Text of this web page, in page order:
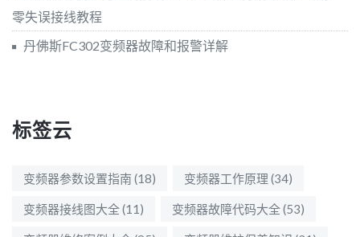
零失误接线教程
丹佛斯FC302变频器故障和报警详解
标签云
变频器参数设置指南 (18) 变频器工作原理 (34)
变频器接线图大全(11) 变频器故障代码大全(53)